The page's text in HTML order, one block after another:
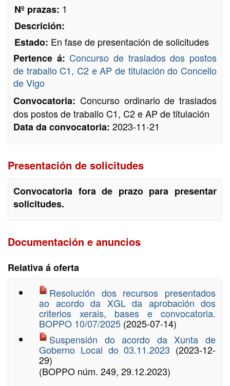
Nº prazas: 1
Descrición:
Estado: En fase de presentación de solicitudes
Pertence á: Concurso de traslados dos postos
de traballo C1, C2 e AP de titulación do Concello
de Vigo
Convocatoria: Concurso ordinario de traslados
dos postos de traballo C1, C2 e AP de titulación
Data da convocatoria: 2023-11-21
Presentación de solicitudes
Convocatoria fora de prazo para presentar
solicitudes.
Documentación e anuncios
Relativa á oferta
Resolución dos recursos presentados
ao acordo da XGL da aprobación dos
criterios xerais, bases e convocatoria.
BOPPO 10/07/2025 (2025-07-14)
Suspensión do acordo da Xunta de
Goberno Local do 03.11.2023 (2023-12-
29)
(BOPPO núm. 249, 29.12.2023)